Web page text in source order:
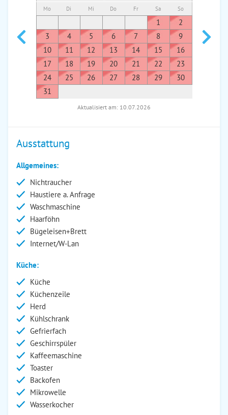
Mo Di Mi Do Fr Sa So
1
2
3
4 5 6 7 8
9
10
11 12 13 14 15
16
17
18 19 20 21 22
23
24
25 26 27 28 29
30
31
7
Aktualisiert am: 10.07.2026
Ausstattung
Allgemeines:
Nichtraucher
Haustiere a. Anfrage
Waschmaschine
Haarföhn
Bügeleisen+Brett
Internet/W-Lan
Küche:
Küche
Küchenzeile
Herd
Kühlschrank
Gefrierfach
Geschirrspüler
Kaffeemaschine
Toaster
Backofen
Mikrowelle
Wasserkocher